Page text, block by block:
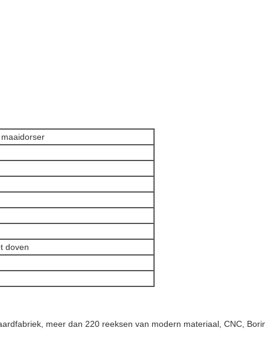
doven
meer dan 220 reeksen van modern materiaal, CNC,